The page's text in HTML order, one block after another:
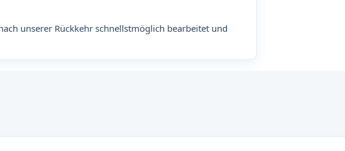
unserer Rückkehr schnellstmöglich bearbeitet und